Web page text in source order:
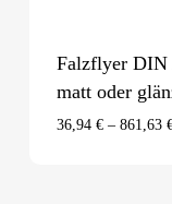
Falzflyer DIN
matt oder
36,94 €– 861,63